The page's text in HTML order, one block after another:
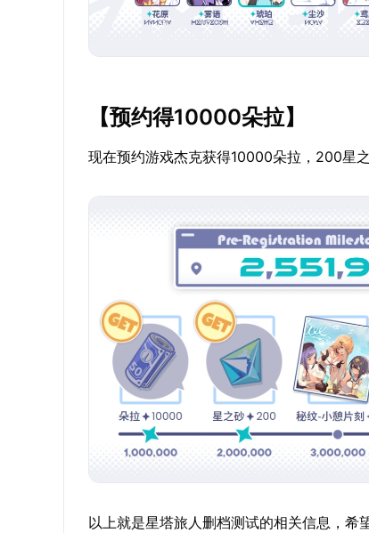
【预约得10000朵拉】
现在预约游戏杰克获得10000朵拉，200星之
以上就是星塔旅人删档测试的相关信息，希